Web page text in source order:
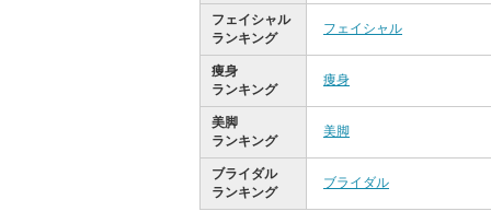
フェイシャル
ランキング
フェイシャル
痩身
ランキング
痩身
美脚
ランキング
美脚
ブライダル
ランキング
ブライダル